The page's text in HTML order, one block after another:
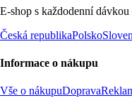
E-shop s každodenní
Česká republikaPolsko
Informace o nákupu
Vše o nákupuDoprava